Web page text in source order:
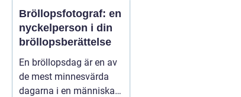
Bröllopsfotograf: en
nyckelperson i din
bröllopsberättelse
En bröllopsdag är en av
de mest minnesvärda
dagarna i en människas